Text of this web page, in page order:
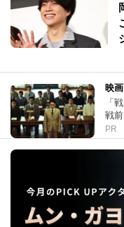
映
「
戦
PR